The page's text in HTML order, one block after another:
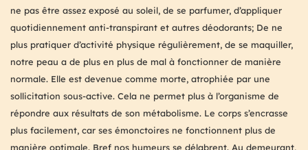
ne pas être assez exposé au soleil, de se parfumer, d’appliquer
quotidiennement anti-transpirant et autres déodorants; De ne
plus pratiquer d’activité physique régulièrement, de se maquiller,
notre peau a de plus en plus de mal à fonctionner de manière
normale. Elle est devenue comme morte, atrophiée par une
sollicitation sous-active. Cela ne permet plus à l’organisme de
répondre aux résultats de son métabolisme. Le corps s’encrasse
plus facilement, car ses émonctoires ne fonctionnent plus de
manière optimale. Bref nos humeurs se délabrent. Au demeurant,